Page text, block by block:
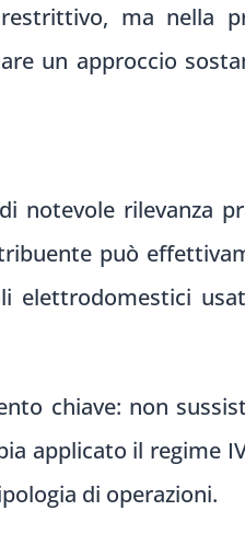
ma nella
un approccio
notevole rilevanza
può
elettrodomestici
chiave: non
applicato il regime
di operazioni.